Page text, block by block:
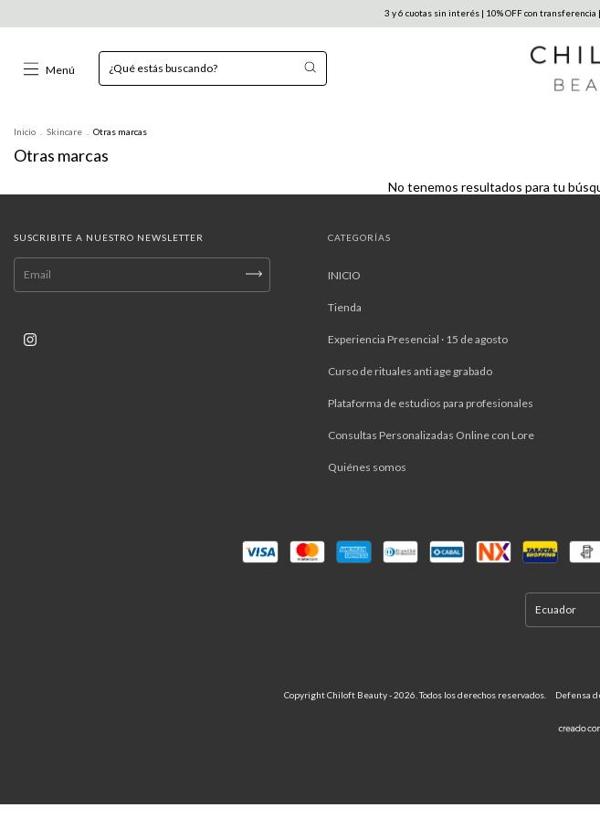
3 y 6 cuotas sin interés | 10% OFF con transferencia
Menú
Inicio Skincare Otras marcas
Otras marcas
No tenemos resultados para tu
SUSCRIBITE A NUESTRO NEWSLETTER CATEGORÍAS
INICIO
Tienda
Experiencia Presencial · 15 de agosto
Curso de rituales anti age grabado
Plataforma de estudios para profesionales
Consultas Personalizadas Online con Lore
Quiénes somos
Copyright Chiloft Beauty - 2026. Todos los derechos reservados. Defensa